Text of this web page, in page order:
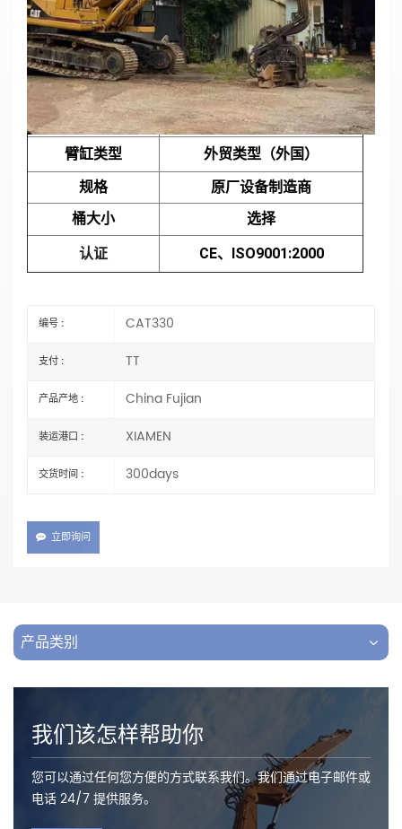
类型 打桩挖掘机
长度 选择
材料 Q355B 或 Q690D
健康）状况 新的
臂缸类型 外贸类型（外国）
规格
原厂设备制造商
桶大小
选择
认证 CE、ISO9001:2000
编号 : CAT330
支付 : TT
产品产地 : China Fujian
装运港口 : XIAMEN
交货时间 : 300days
立即询问
产品类别
我们该怎样帮助你
您可以通过任何您方便的方式联系我们。我们通过电子邮件或
电话 24/7 提供服务。